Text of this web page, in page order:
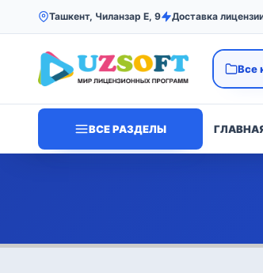
Ташкент, Чиланзар Е, 9 Доставка
ВСЕ РАЗДЕЛЫ